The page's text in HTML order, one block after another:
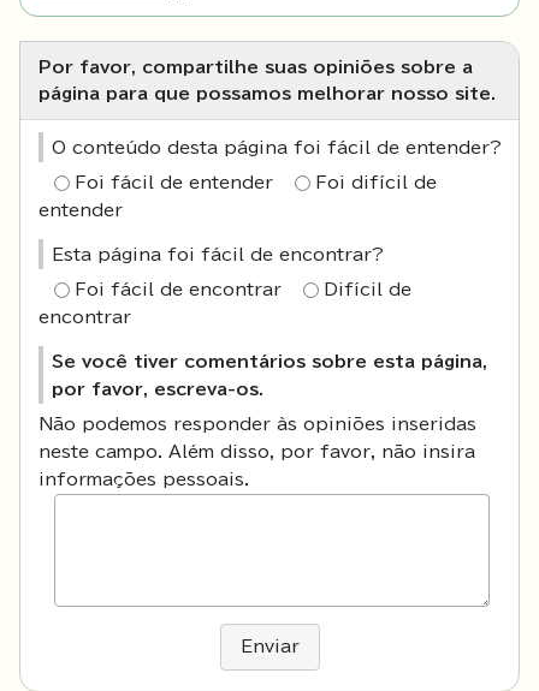
Por favor, compartilhe suas opiniões sobre a
página para que possamos melhorar nosso site.
O conteúdo desta página foi fácil de entender?
Foi fácil de entender
Foi difícil de
entender
Esta página foi fácil de encontrar?
Foi fácil de encontrar
Difícil de
encontrar
Se você tiver comentários sobre esta página,
por favor, escreva-os.
Não podemos responder às opiniões inseridas
neste campo. Além disso, por favor, não insira
informações pessoais.
Enviar